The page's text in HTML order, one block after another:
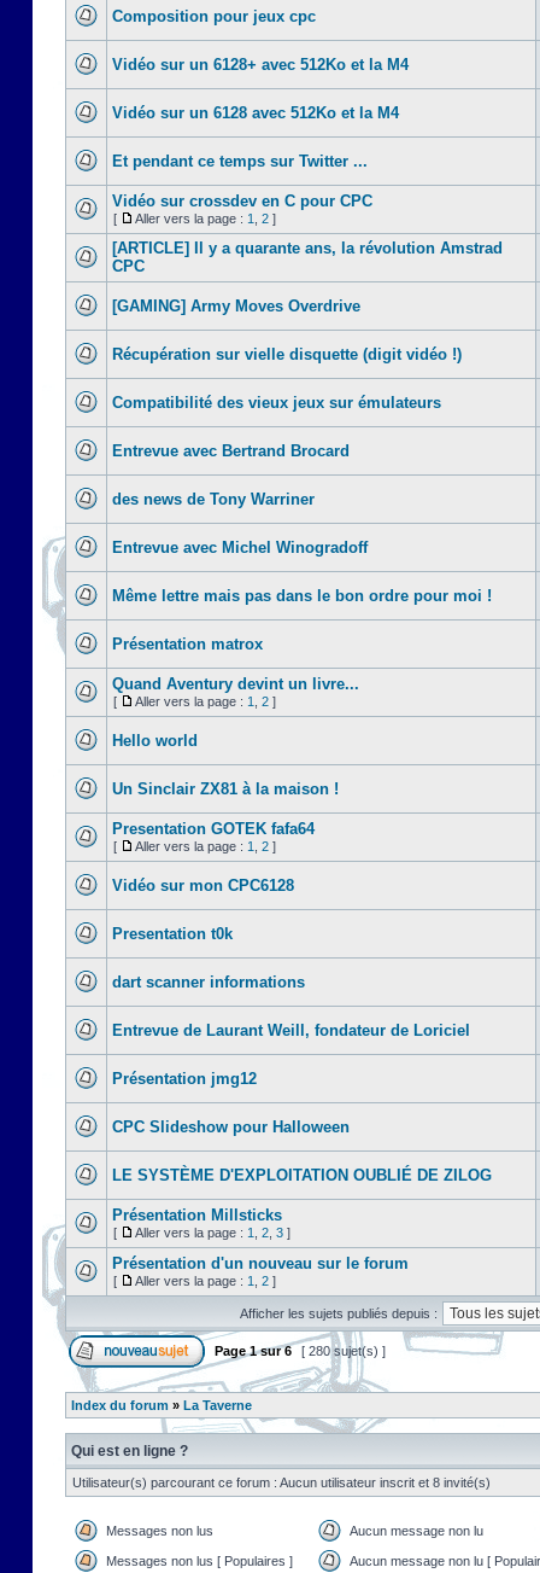
Composition pour jeux cpc
Vidéo sur un 6128+ avec 512Ko et la M4
Vidéo sur un 6128 avec 512Ko et la M4
Et pendant ce temps sur Twitter ...
Vidéo sur crossdev en C pour CPC
[ Aller vers la page : 1 2 ]
[ARTICLE] Il y a quarante ans, la révolution Amstrad
CPC
[GAMING] Army Moves Overdrive
Récupération sur vielle disquette (digit vidéo !)
Compatibilité des vieux jeux sur émulateurs
Entrevue avec Bertrand Brocard
des news de Tony Warriner
Entrevue avec Michel Winogradoff
Même lettre mais pas dans le bon ordre pour moi !
Présentation matrox
Quand Aventury devint un livre...
[ Aller vers la page : 1 2 ]
Hello world
Un Sinclair ZX81 à la maison !
Presentation GOTEK fafa64
[ Aller vers la page : 1 2 ]
Vidéo sur mon CPC6128
Presentation t0k
dart scanner informations
Entrevue de Laurant Weill, fondateur de Loriciel
Présentation jmg12
CPC Slideshow pour Halloween
LE SYSTÈME D'EXPLOITATION OUBLIÉ DE ZILOG
Présentation Millsticks
[ Aller vers la page : 1 2 3 ]
Présentation d'un nouveau sur le forum
[ Aller vers la page : 1 2 ]
Afficher les sujets publiés depuis :
Page1sur6 [ 280 sujet(s) ]
Index du forum » La Taverne
Qui est en ligne ?
Utilisateur(s) parcourant ce forum : Aucun utilisateur inscrit et 8 invité(s)
Messages non lus Aucun message non lu
Messages non lus [ Populaires ] Aucun message non lu [